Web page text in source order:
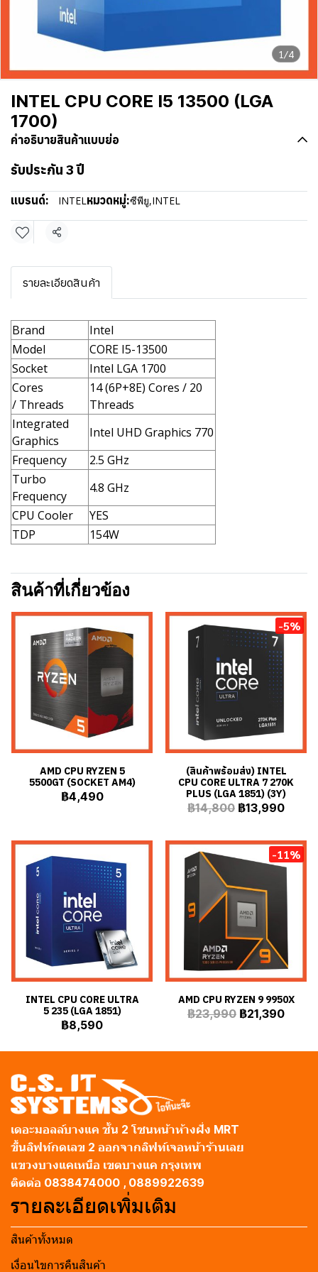
1/4
INTEL CPU CORE I5 13500 (LGA
1700)
คำอธิบายสินค้าแบบย่อ
รับประกัน 3 ปี
แบรนด์: INTELหมวดหมู่:ซีพียู,INTEL
แชร์
รายละเอียดสินค้า
Brand
Intel
Model
CORE I5-13500
Socket
Intel LGA 1700
Cores
/ Threads
14 (6P+8E) Cores / 20
Threads
Integrated
Graphics
Intel UHD Graphics 770
Frequency
2.5 GHz
Turbo
Frequency
4.8 GHz
CPU Cooler
YES
TDP
154W
สินค้าที่เกี่ยวข้อง
AMD CPU RYZEN 5
5500GT (SOCKET AM4)
฿4,490
-5%
(สินค้าพร้อมส่ง) INTEL
CPU CORE ULTRA 7 270K
PLUS (LGA 1851) (3Y)
฿14,800 ฿13,990
INTEL CPU CORE ULTRA
5 235 (LGA 1851)
฿8,590
-11%
AMD CPU RYZEN 9 9950X
฿23,990 ฿21,390
เดอะมอลล์บางแค ชั้น 2 โซนหน้าห้างฝั่ง MRT
ขึ้นลิฟท์กดเลข 2 ออกจากลิฟท์เจอหน้าร้านเลย
แขวงบางแคเหนือ เขตบางแค กรุงเทพ
ติดต่อ 0838474000 , 0889922639
รายละเอียดเพิ่มเติม
สินค้าทั้งหมด
เงื่อนไขการคืนสินค้า